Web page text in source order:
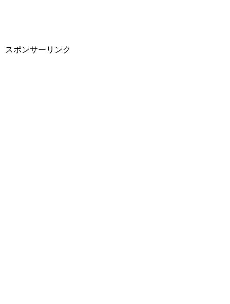
スポンサーリンク